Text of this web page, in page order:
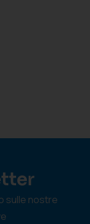
sulle nostre